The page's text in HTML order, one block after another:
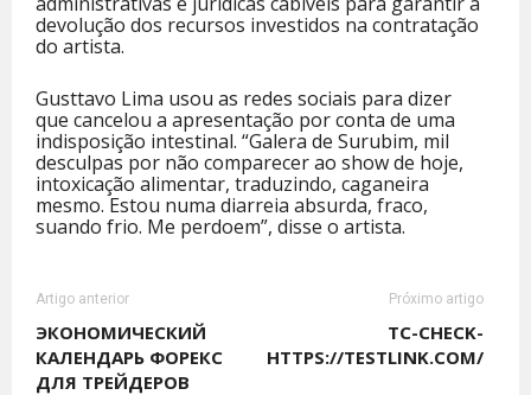
devolução dos recursos investidos na contratação
do artista.
Gusttavo Lima usou as redes sociais para dizer
que cancelou a apresentação por conta de uma
indisposição intestinal. “Galera de Surubim, mil
desculpas por não comparecer ao show de hoje,
intoxicação alimentar, traduzindo, caganeira
mesmo. Estou numa diarreia absurda, fraco,
suando frio. Me perdoem”, disse o artista.
Artigo anterior
ЭКОНОМИЧЕСКИЙ
КАЛЕНДАРЬ ФОРЕКС
ДЛЯ ТРЕЙДЕРОВ
Próximo artigo
TC-CHECK-
HTTPS://TESTLINK.COM/